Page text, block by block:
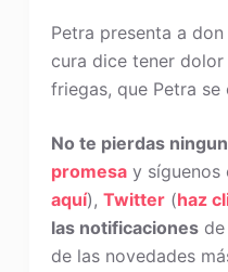
Petra presenta a
cura dice tener
friegas, que Petra se
No te pierdas
promesay síguenos
aquí), Twitter(haz
las notificacionesde
de las novedades